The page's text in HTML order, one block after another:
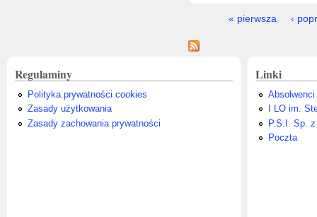
Strony« pierwsza ‹
Regulaminy
Polityka prywatności cookies
Zasady użytkowania
Zasady zachowania prywatności
Linki
Absolwenci
I LO im.
P.S.I. Sp.
Poczta